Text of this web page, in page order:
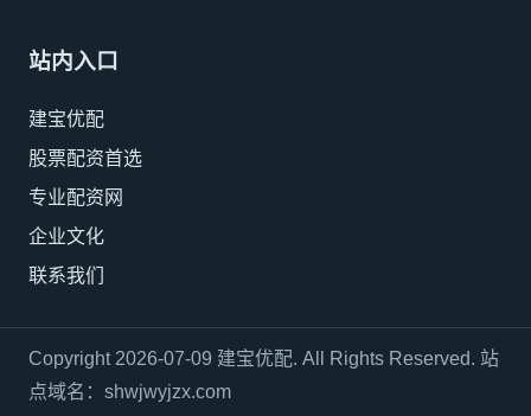
站内入口
建宝优配
股票配资首选
专业配资网
企业文化
联系我们
Copyright 2026-07-09 建宝优配. All Rights Reserved. 站
点域名： shwjwyjzx.com